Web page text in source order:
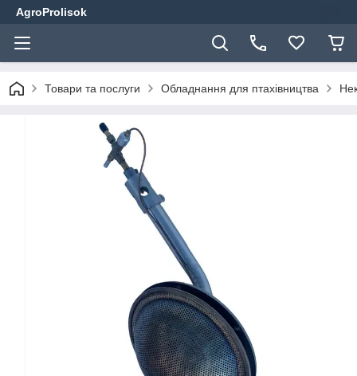
AgroProlisok
Товари та послуги Обладнання для птахівництва